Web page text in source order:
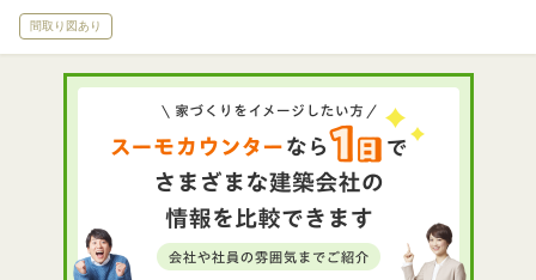
間取り図あり